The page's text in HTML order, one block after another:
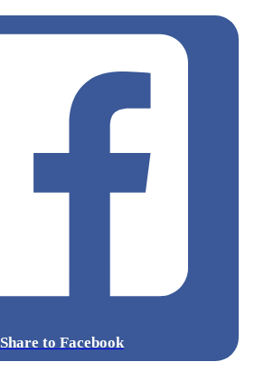
Share to Facebook